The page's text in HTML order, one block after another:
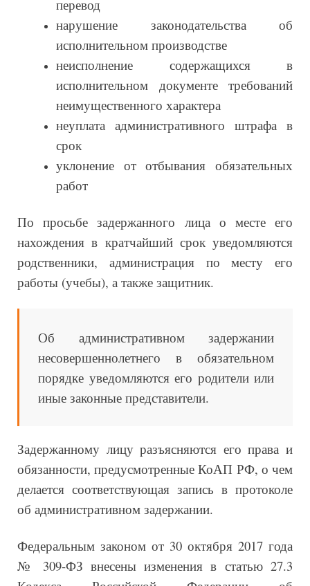
перевод
нарушение законодательства об
исполнительном производстве
неисполнение содержащихся в
исполнительном документе требований
неимущественного характера
неуплата административного штрафа в
срок
уклонение от отбывания обязательных
работ
По просьбе задержанного лица о месте его
нахождения в кратчайший срок уведомляются
родственники, администрация по месту его
работы (учебы), а также защитник.
Об административном задержании
несовершеннолетнего в обязательном
порядке уведомляются его родители или
иные законные представители.
Задержанному лицу разъясняются его права и
обязанности, предусмотренные КоАП РФ, о чем
делается соответствующая запись в протоколе
об административном задержании.
Федеральным законом от 30 октября 2017 года
№ 309-ФЗ внесены изменения в статью 27.3